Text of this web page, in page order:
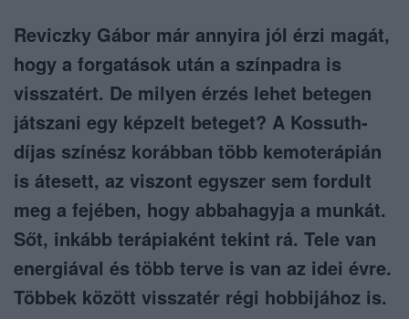
Reviczky Gábor már annyira jól érzi magát,
hogy a forgatások után a színpadra is
visszatért. De milyen érzés lehet betegen
játszani egy képzelt beteget? A Kossuth-
díjas színész korábban több kemoterápián
is átesett, az viszont egyszer sem fordult
meg a fejében, hogy abbahagyja a munkát.
Sőt, inkább terápiaként tekint rá. Tele van
energiával és több terve is van az idei évre.
Többek között visszatér régi hobbijához is.